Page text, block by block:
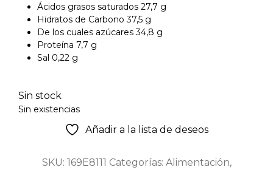
Ácidos grasos saturados 27,7 g
Hidratos de Carbono 37,5 g
De los cuales azúcares 34,8 g
Proteína 7,7 g
Sal 0,22 g
Sin stock
Sin existencias
Añadir a la lista de deseos
SKU: 169E8111 Categorías: Alimentación,